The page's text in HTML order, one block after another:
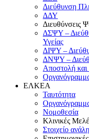
Διεύθυνση
ΔΔΥ
Διευθύνσεις
ΔΣΨΥ –
Υγείας
ΔΙΨΥ –
ΔΝΨΥ –
Αποστολή και
ΕΛΚΕΑ
Ταυτότητα
Νομοθεσία
Κλινικές
Στοιχείο